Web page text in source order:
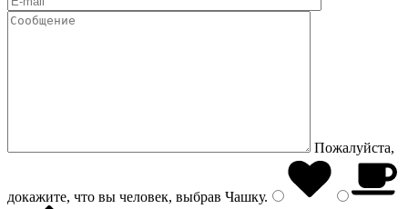
Пожалуйста,
докажите, что вы человек, выбрав Чашку.